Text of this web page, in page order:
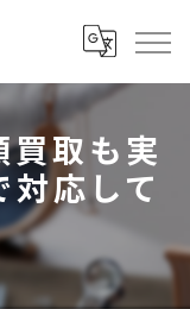
買取も実
応して